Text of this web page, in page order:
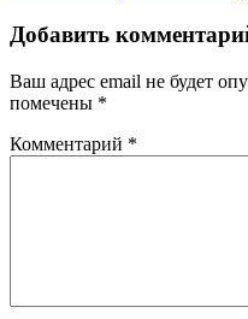
Добавить
Ваш адрес email не будет
помечены *
Комментарий *